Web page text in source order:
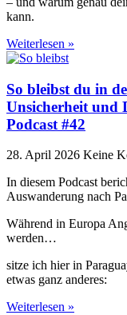
kann.
Weiterlesen »
So bleibst du in
Unsicherheit und
Podcast #42
28. April 2026 Keine
In diesem Podcast
Auswanderung nach
Während in Europa
werden…
sitze ich hier in
etwas ganz anderes:
Weiterlesen »